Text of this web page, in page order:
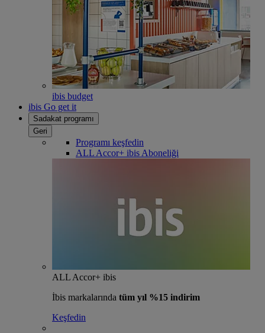
ibis budget
ibis Go get it
Sadakat programı
Geri
Programı keşfedin
ALL Accor+ ibis Aboneliği
ALL Accor+ ibis
İbis markalarında tüm yıl %15 indirim
Keşfedin